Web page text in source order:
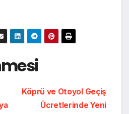
Köprü ve Otoyol Geçiş
Ücretlerinde Yeni